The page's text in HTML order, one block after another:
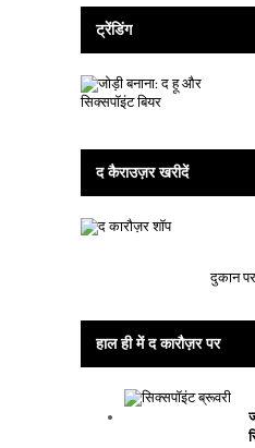
ट्रेंडिंग
द कैराउज़र खरीदें
दुकान
हाल ही में द कारौज़र पर